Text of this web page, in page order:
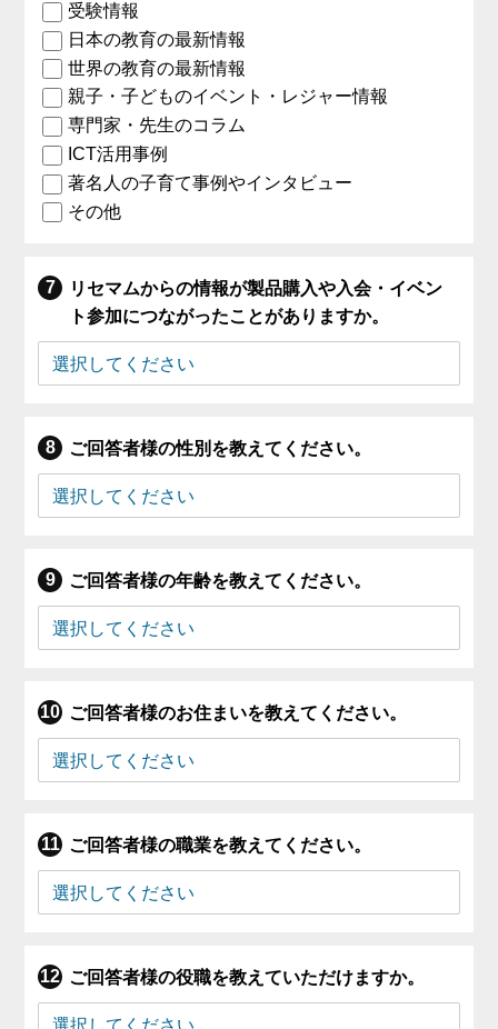
受験情報
日本の教育の最新情報
世界の教育の最新情報
親子・子どものイベント・レジャー情報
専門家・先生のコラム
ICT活用事例
著名人の子育て事例やインタビュー
その他
リセマムからの情報が製品購入や入会・イベン
ト参加につながったことがありますか。
ご回答者様の性別を教えてください。
ご回答者様の年齢を教えてください。
ご回答者様のお住まいを教えてください。
ご回答者様の職業を教えてください。
ご回答者様の役職を教えていただけますか。